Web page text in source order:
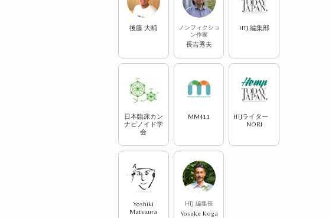
後藤 大輔
ノンフィクショ
ン作家
長吉秀夫
HTJ 編集部
日本臨床カン
ナビノイド学
会
MM411
HTJライター
NORI
Yoshiki
Matsuura
HTJ 編集長
Yosuke Koga